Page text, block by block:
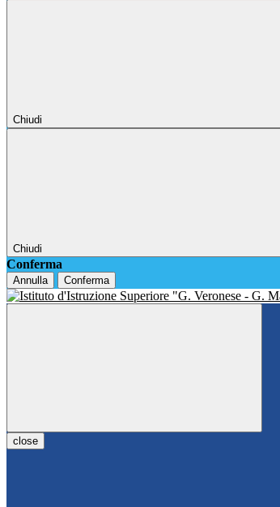
Chiudi
Chiudi
Conferma
Annulla Conferma
close